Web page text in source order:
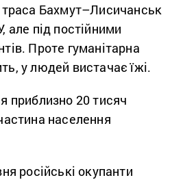
Бахмут–Лисичанськ
але під постійними
Проте гуманітарна
у людей вистачає їжі.
приблизно 20 тисяч
населення
російські окупанти